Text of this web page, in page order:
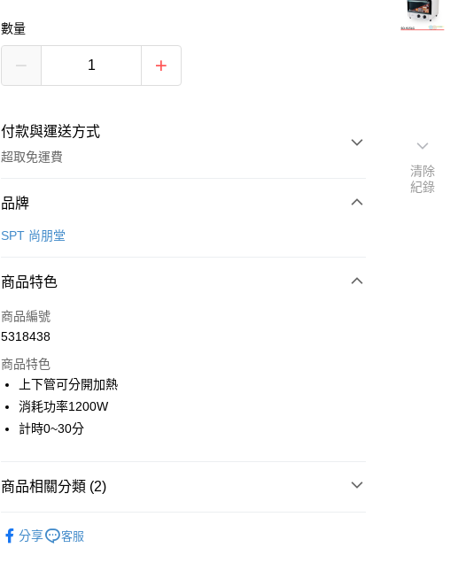
數量
付款與運送方式
超取免運費
付款方式
信用卡一次付款
合作金庫商業銀行
華南商業銀行
上海商業儲蓄銀行
國泰世華商業銀行
臺灣中小企業銀行
聯邦商業銀行
台新國際商業銀行
超商取貨付款
LINE Pay
Apple Pay
街口支付
ATM付款
品牌
SPT 尚朋堂
商品特色
商品編號
5318438
商品特色
上下管可分開加熱
消耗功率1200W
計時0~30分
商品相關分類 (2)
分享 客服
清除
紀錄